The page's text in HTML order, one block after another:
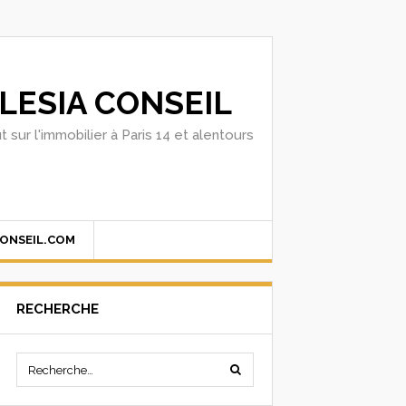
CONSEIL
sur l'immobilier à Paris 14 et alentours
RECHERCHE